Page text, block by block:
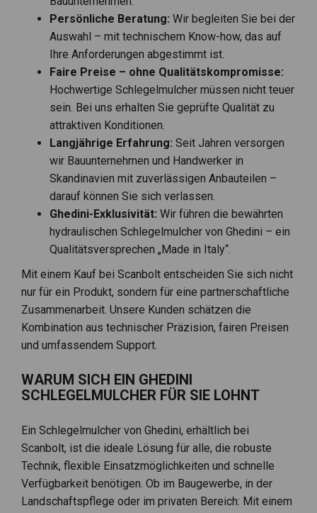
Persönliche Beratung: Wir begleiten Sie bei der
Auswahl – mit technischem Know-how, das auf
Ihre Anforderungen abgestimmt ist.
Faire Preise – ohne Qualitätskompromisse:
Hochwertige Schlegelmulcher müssen nicht teuer
sein. Bei uns erhalten Sie geprüfte Qualität zu
attraktiven Konditionen.
Langjährige Erfahrung: Seit Jahren versorgen
wir Bauunternehmen und Handwerker in
Skandinavien mit zuverlässigen Anbauteilen –
darauf können Sie sich verlassen.
Ghedini-Exklusivität: Wir führen die bewährten
hydraulischen Schlegelmulcher von Ghedini – ein
Qualitätsversprechen „Made in Italy“.
Mit einem Kauf bei Scanbolt entscheiden Sie sich nicht
nur für ein Produkt, sondern für eine partnerschaftliche
Zusammenarbeit. Unsere Kunden schätzen die
Kombination aus technischer Präzision, fairen Preisen
und umfassendem Support.
WARUM SICH EIN GHEDINI
SCHLEGELMULCHER FÜR SIE LOHNT
Ein Schlegelmulcher von Ghedini, erhältlich bei
Scanbolt, ist die ideale Lösung für alle, die robuste
Technik, flexible Einsatzmöglichkeiten und schnelle
Verfügbarkeit benötigen. Ob im Baugewerbe, in der
Landschaftspflege oder im privaten Bereich: Mit einem